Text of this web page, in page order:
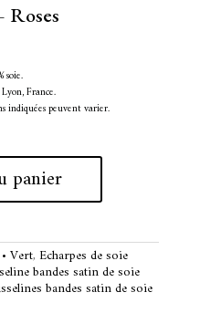
Roses
soie.
France.
indiquées peuvent varier.
panier
A
n
a
t
i
• Vert, Echarpes de soie
bandes satin de soie
bandes satin de soie